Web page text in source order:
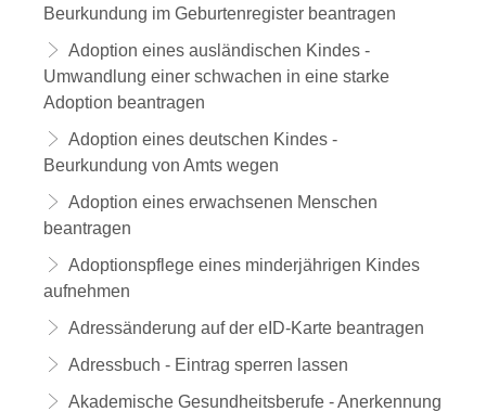
Beurkundung im Geburtenregister beantragen
Adoption eines ausländischen Kindes -
Umwandlung einer schwachen in eine starke
Adoption beantragen
Adoption eines deutschen Kindes -
Beurkundung von Amts wegen
Adoption eines erwachsenen Menschen
beantragen
Adoptionspflege eines minderjährigen Kindes
aufnehmen
Adressänderung auf der eID-Karte beantragen
Adressbuch - Eintrag sperren lassen
Akademische Gesundheitsberufe - Anerkennung